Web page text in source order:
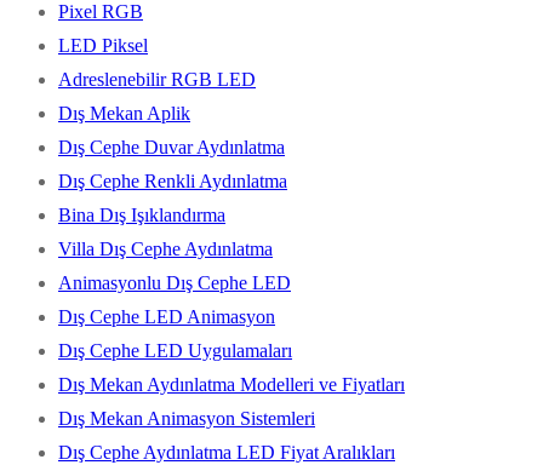
Pixel RGB
LED Piksel
Adreslenebilir RGB LED
Dış Mekan Aplik
Dış Cephe Duvar Aydınlatma
Dış Cephe Renkli Aydınlatma
Bina Dış Işıklandırma
Villa Dış Cephe Aydınlatma
Animasyonlu Dış Cephe LED
Dış Cephe LED Animasyon
Dış Cephe LED Uygulamaları
Dış Mekan Aydınlatma Modelleri ve Fiyatları
Dış Mekan Animasyon Sistemleri
Dış Cephe Aydınlatma LED Fiyat Aralıkları